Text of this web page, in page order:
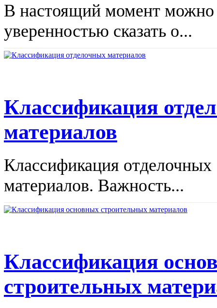
В настоящий момент можно
уверенностью сказать о...
Классификация
материалов
Классификация отделочных
материалов. Важность...
Классификация
строительных